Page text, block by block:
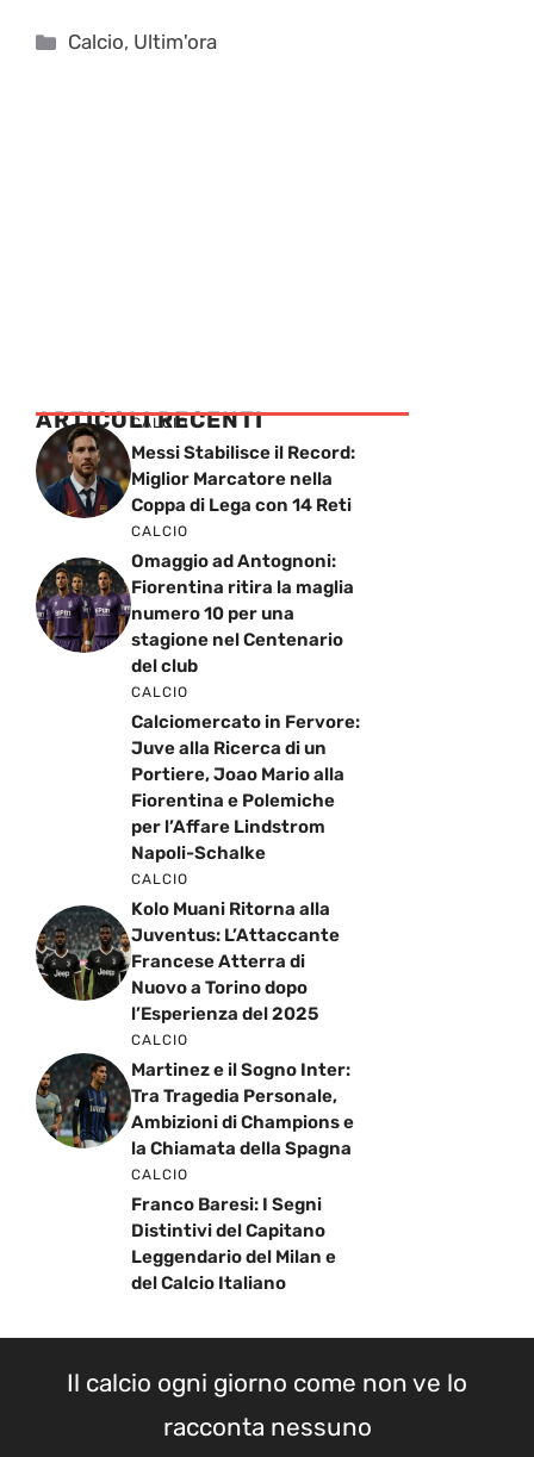
Categorie
Calcio, Ultim'ora
ARTICOLI RECENTI
CALCIO
Messi Stabilisce il Record:
Miglior Marcatore nella
Coppa di Lega con 14 Reti
CALCIO
Omaggio ad Antognoni:
Fiorentina ritira la maglia
numero 10 per una
stagione nel Centenario
del club
CALCIO
Calciomercato in Fervore:
Juve alla Ricerca di un
Portiere, Joao Mario alla
Fiorentina e Polemiche
per l’Affare Lindstrom
Napoli-Schalke
CALCIO
Kolo Muani Ritorna alla
Juventus: L’Attaccante
Francese Atterra di
Nuovo a Torino dopo
l’Esperienza del 2025
CALCIO
Martinez e il Sogno Inter:
Tra Tragedia Personale,
Ambizioni di Champions e
la Chiamata della Spagna
CALCIO
Franco Baresi: I Segni
Distintivi del Capitano
Leggendario del Milan e
del Calcio Italiano
Il calcio ogni giorno come non ve lo
racconta nessuno